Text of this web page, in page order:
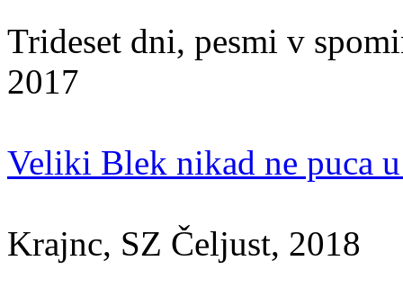
Trideset dni, pesmi v
2017
Veliki Blek nikad ne puca
Krajnc, SZ Čeljust, 2018